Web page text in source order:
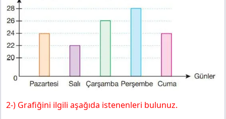
2-) Grafiğini ilgili aşağıda istenenleri bulunuz.